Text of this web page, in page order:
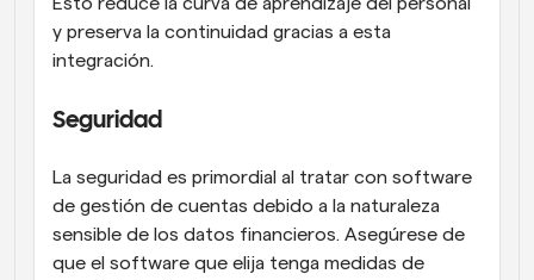
y preserva la continuidad gracias a esta
integración.
Seguridad
La seguridad es primordial al tratar con software
de gestión de cuentas debido a la naturaleza
sensible de los datos financieros. Asegúrese de
que el software que elija tenga medidas de